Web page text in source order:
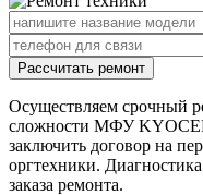
Рассчитать ремонт
Осуществляем срочный
сложности МФУ
заключить договор на
оргтехники.
заказа ремонта.